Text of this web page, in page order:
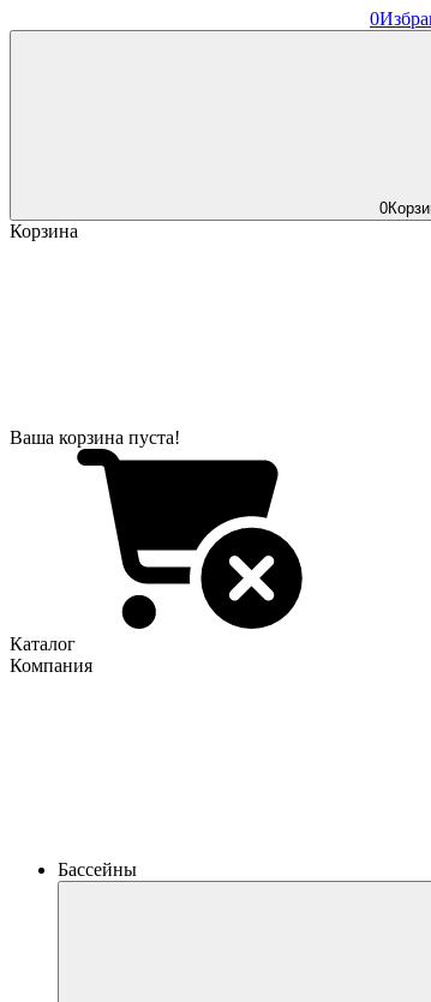
0
0
Корзина
Ваша корзина пуста!
Каталог
Компания
Бассейны